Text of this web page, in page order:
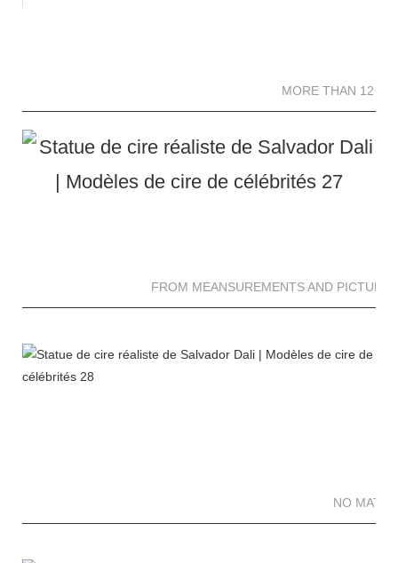
MORE THAN 12
FROM MEANSUREMENTS AND
NO